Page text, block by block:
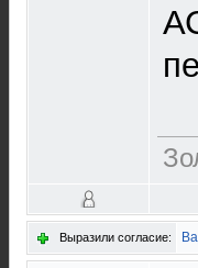
Выразили согласие: